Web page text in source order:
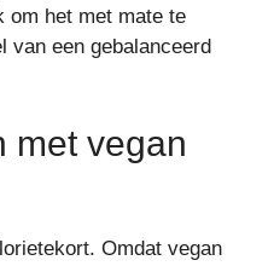
om het met mate te
van een gebalanceerd
met vegan
Omdat vegan